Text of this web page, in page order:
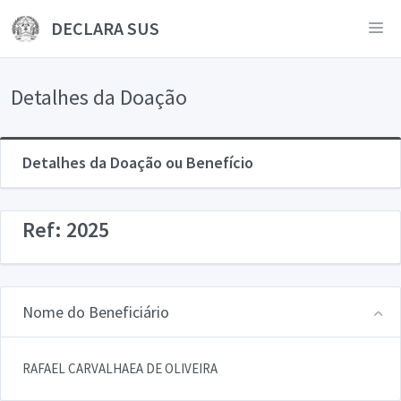
DECLARA SUS
Detalhes da Doação
Detalhes da Doação ou Benefício
Ref: 2025
Nome do Beneficiário
RAFAEL CARVALHAEA DE OLIVEIRA